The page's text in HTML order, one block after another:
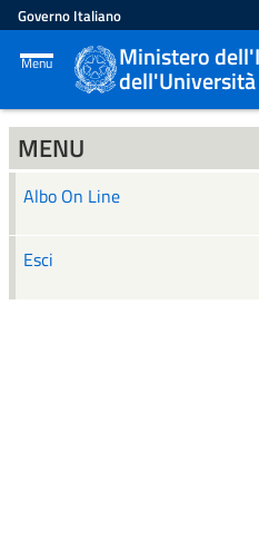
Governo Italiano
Menu Ministero
dell'Università
MENU
Albo On Line
Esci
ALBO ON LINE
Ricerca